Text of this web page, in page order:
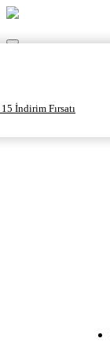
Mobil
İndirim Fırsatı